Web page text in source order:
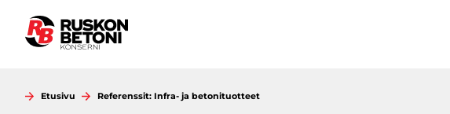
sisältöön
Etusivu Referenssit: Infra- ja betonituotteet